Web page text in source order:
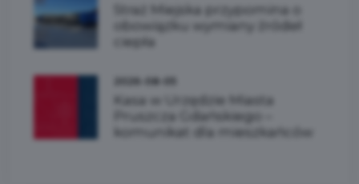
Straż Miejska przypomina o
obowiązku wymiany źródeł
ciepła
Kasa w Urzędzie Miasta
Pruszcza Gdańskiego –
komunikat dla mieszkańców